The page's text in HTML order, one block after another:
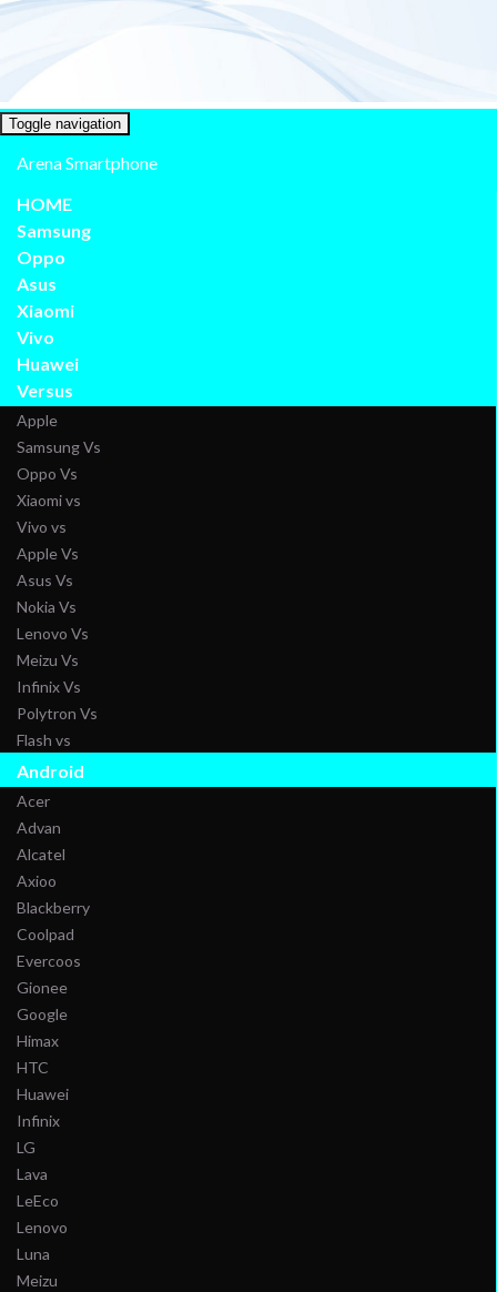
Toggle navigation
Arena Smartphone
HOME
Samsung
Oppo
Asus
Xiaomi
Vivo
Huawei
Versus
Apple
Samsung Vs
Oppo Vs
Xiaomi vs
Vivo vs
Apple Vs
Asus Vs
Nokia Vs
Lenovo Vs
Meizu Vs
Infinix Vs
Polytron Vs
Flash vs
Android
Acer
Advan
Alcatel
Axioo
Blackberry
Coolpad
Evercoos
Gionee
Google
Himax
HTC
Huawei
Infinix
LG
Lava
LeEco
Lenovo
Luna
Meizu